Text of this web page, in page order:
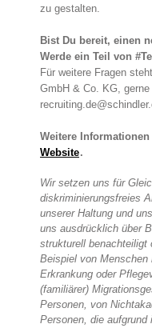
zu gestalten.
Bist Du bereit, einen
Werde ein Teil von
Für weitere Fragen
GmbH & Co. KG,
Weitere
Website.
Wir setzen uns für
diskriminierungsfreies
unserer Haltung und
uns ausdrücklich über
strukturell benachteiligt
Beispiel von Menschen
Erkrankung oder
(familiärer)
Personen, von
Personen, die